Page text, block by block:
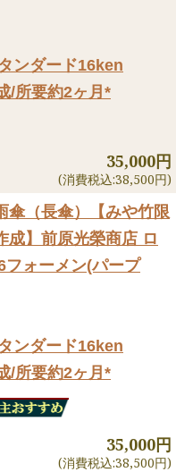
ンダード16ken
/所要約2ヶ月*
35,000円
(消費税込:38,500円)
傘（長傘）
【みや竹限
成】前原光榮商店 ロ
フォーメン(パープ
ンダード16ken
/所要約2ヶ月*
35,000円
(消費税込:38,500円)